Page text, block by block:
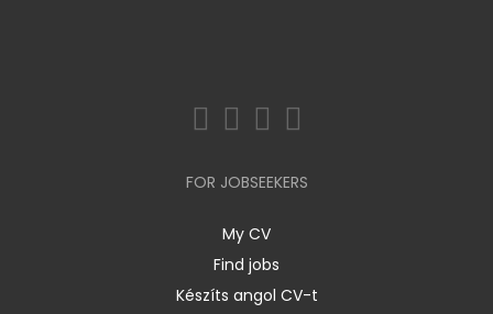
FOR JOBSEEKERS
My CV
Find jobs
Készíts angol CV-t